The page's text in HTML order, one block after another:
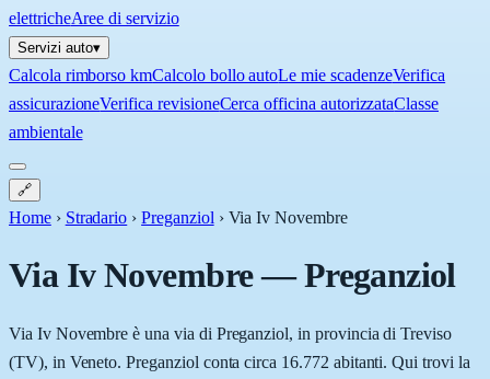
elettricheAree di servizio
Servizi auto▾
Calcola rimborso kmCalcolo bollo autoLe mie scadenzeVerifica
assicurazioneVerifica revisioneCerca officina autorizzataClasse
ambientale
🔗
Home › Stradario › Preganziol › Via Iv Novembre
Via Iv Novembre—Preganziol
Via Iv Novembre è una via di Preganziol, in provincia di Treviso
(TV), in Veneto. Preganziol conta circa 16.772 abitanti. Qui trovi la